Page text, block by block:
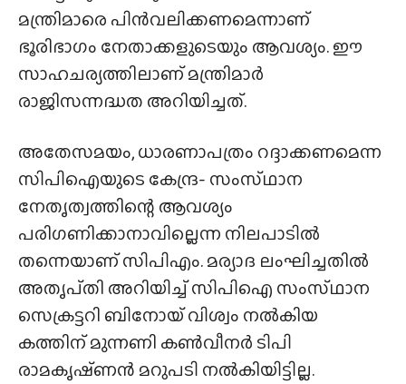
മന്ത്രിമാരെ പിൻവലിക്കണമെന്നാണ്
ഭൂരിഭാഗം നേതാക്കളുടെയും ആവശ്യം. ഈ
സാഹചര്യത്തിലാണ് മന്ത്രിമാർ
രാജിസന്നദ്ധത അറിയിച്ചത്.
അതേസമയം, ധാരണാപത്രം റദ്ദാക്കണമെന്ന
സിപിഐയുടെ കേന്ദ്ര- സംസ്‌ഥാന
നേതൃത്വത്തിന്റെ ആവശ്യം
പരിഗണിക്കാനാവില്ലെന്ന നിലപാടിൽ
തന്നെയാണ് സിപിഎം. മര്യാദ ലംഘിച്ചതിൽ
അതൃപ്‌തി അറിയിച്ച് സിപിഐ സംസ്‌ഥാന
സെക്രട്ടറി ബിനോയ് വിശ്വം നൽകിയ
കത്തിന് മുന്നണി കൺവീനർ ടിപി
രാമകൃഷ്‌ണൻ മറുപടി നൽകിയിട്ടില്ല.